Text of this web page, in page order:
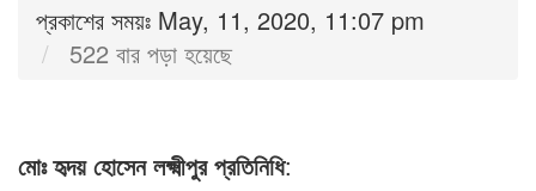
প্রকাশের সময়ঃ May, 11, 2020, 11:07 pm
522 বার পড়া হয়েছে
মোঃ হৃদয় হোসেন লক্ষ্মীপুর প্রতিনিধি: